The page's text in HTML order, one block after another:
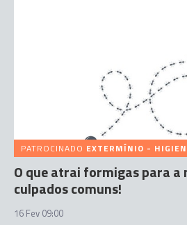
PATROCINADO EXTERMÍNIO -
O que atrai formigas para a
culpados comuns!
16 Fev 09:00